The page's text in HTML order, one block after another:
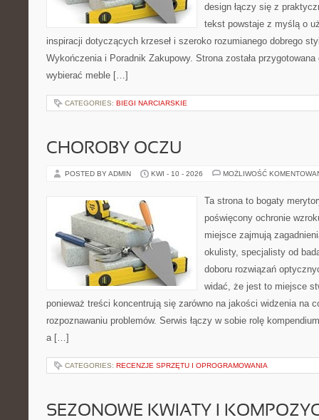
design łączy się z
tekst powstaje z myślą o
inspiracji dotyczących krzeseł i szeroko rozumianego dobrego
Wykończenia i Poradnik Zakupowy. Strona została
wybierać meble […]
CATEGORIES: BIEGI NARCIARSKIE
CHOROBY OCZU
POSTED BY ADMIN KWI - 10 - 2026 MOŻLIWOŚĆ
Ta strona to bogaty
poświęcony ochronie
miejsce zajmują
okulisty, specjalisty od
doboru rozwiązań
widać, że jest to miejsce
ponieważ treści koncentrują się zarówno na jakości widzenia na
rozpoznawaniu problemów. Serwis łączy w sobie rolę
a […]
CATEGORIES: RECENZJE SPRZĘTU I OPROGRAMOWANIA
SEZONOWE KWIATY I